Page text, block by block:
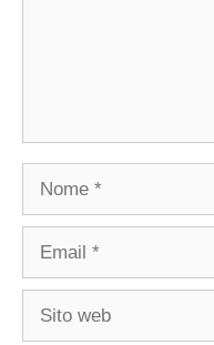
Nome
Email
Sito